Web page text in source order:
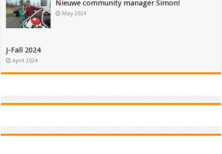
Nieuwe community manager Simon!
May 2024
J-Fall 2024
April 2024